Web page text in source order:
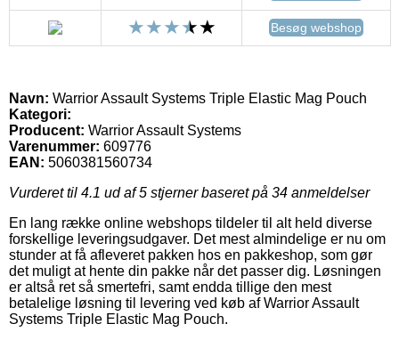
Besøg webshop
Navn: Warrior Assault Systems Triple Elastic Mag Pouch
Kategori:
Producent: Warrior Assault Systems
Varenummer: 609776
EAN: 5060381560734
Vurderet til 4.1 ud af 5 stjerner baseret på 34 anmeldelser
En lang række online webshops tildeler til alt held diverse
forskellige leveringsudgaver. Det mest almindelige er nu om
stunder at få afleveret pakken hos en pakkeshop, som gør
det muligt at hente din pakke når det passer dig. Løsningen
er altså ret så smertefri, samt endda tillige den mest
betalelige løsning til levering ved køb af Warrior Assault
Systems Triple Elastic Mag Pouch.